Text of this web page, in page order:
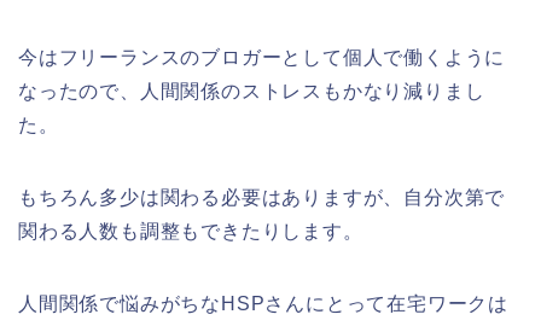
今はフリーランスのブロガーとして個人で働くように
なったので、人間関係のストレスもかなり減りまし
た。
もちろん多少は関わる必要はありますが、自分次第で
関わる人数も調整もできたりします。
人間関係で悩みがちなHSPさんにとって在宅ワークは